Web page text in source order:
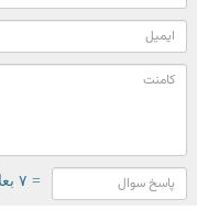
= ۷ بعلاوه ۳